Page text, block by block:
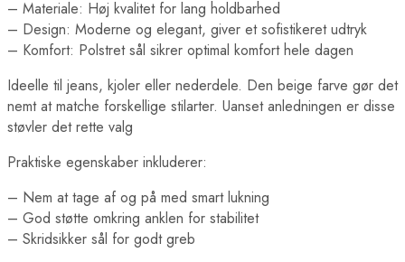
– Materiale: Høj kvalitet for lang holdbarhed
– Design: Moderne og elegant, giver et sofistikeret udtryk
– Komfort: Polstret sål sikrer optimal komfort hele dagen
Ideelle til jeans, kjoler eller nederdele. Den beige farve gør det
nemt at matche forskellige stilarter. Uanset anledningen er disse
støvler det rette valg
Praktiske egenskaber inkluderer:
– Nem at tage af og på med smart lukning
– God støtte omkring anklen for stabilitet
– Skridsikker sål for godt greb